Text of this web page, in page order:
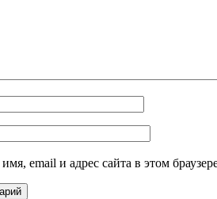
email и адрес сайта в этом